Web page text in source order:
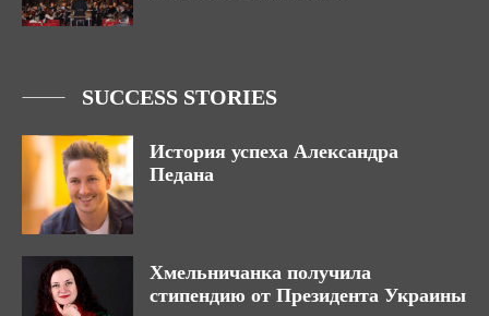
SUCCESS STORIES
История успеха Александра
Педана
Хмельничанка получила
стипендию от Президента Украины